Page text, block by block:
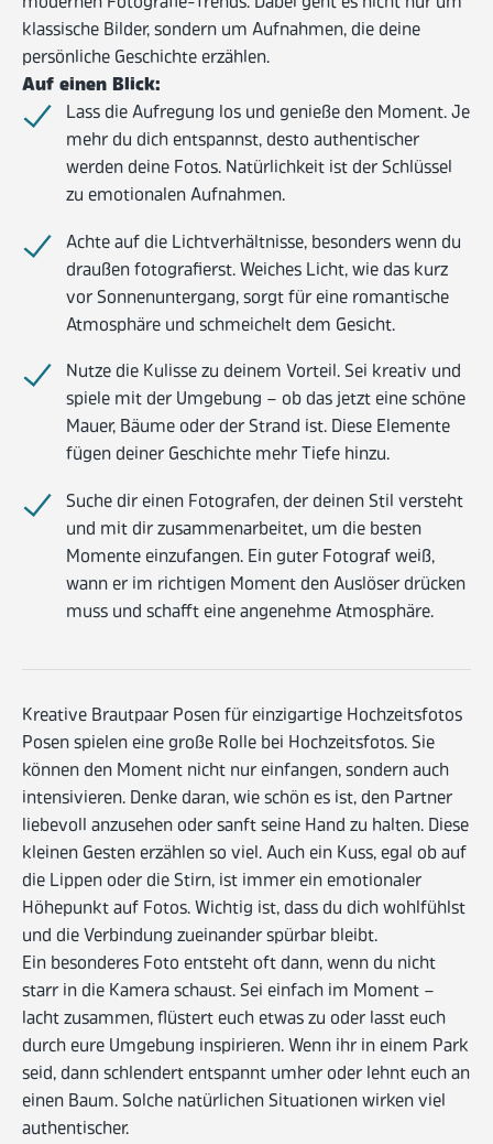
klassische Bilder, sondern um Aufnahmen, die deine
persönliche Geschichte erzählen.
Auf einen Blick:
Lass die Aufregung los und genieße den Moment. Je
mehr du dich entspannst, desto authentischer
werden deine Fotos. Natürlichkeit ist der Schlüssel
zu emotionalen Aufnahmen.
Achte auf die Lichtverhältnisse, besonders wenn du
draußen fotografierst. Weiches Licht, wie das kurz
vor Sonnenuntergang, sorgt für eine romantische
Atmosphäre und schmeichelt dem Gesicht.
Nutze die Kulisse zu deinem Vorteil. Sei kreativ und
spiele mit der Umgebung – ob das jetzt eine schöne
Mauer, Bäume oder der Strand ist. Diese Elemente
fügen deiner Geschichte mehr Tiefe hinzu.
Suche dir einen Fotografen, der deinen Stil versteht
und mit dir zusammenarbeitet, um die besten
Momente einzufangen. Ein guter Fotograf weiß,
wann er im richtigen Moment den Auslöser drücken
muss und schafft eine angenehme Atmosphäre.
Kreative Brautpaar Posen für einzigartige Hochzeitsfotos
Posen spielen eine große Rolle bei Hochzeitsfotos. Sie
können den Moment nicht nur einfangen, sondern auch
intensivieren. Denke daran, wie schön es ist, den Partner
liebevoll anzusehen oder sanft seine Hand zu halten. Diese
kleinen Gesten erzählen so viel. Auch ein Kuss, egal ob auf
die Lippen oder die Stirn, ist immer ein emotionaler
Höhepunkt auf Fotos. Wichtig ist, dass du dich wohlfühlst
und die Verbindung zueinander spürbar bleibt.
Ein besonderes Foto entsteht oft dann, wenn du nicht
starr in die Kamera schaust. Sei einfach im Moment –
lacht zusammen, flüstert euch etwas zu oder lasst euch
durch eure Umgebung inspirieren. Wenn ihr in einem Park
seid, dann schlendert entspannt umher oder lehnt euch an
einen Baum. Solche natürlichen Situationen wirken viel
authentischer.